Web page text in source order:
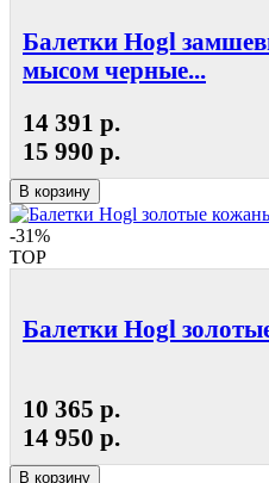
Балетки Hogl
мысом черные...
14 391 р.
15 990 р.
В корзину
-31%
TOP
Балетки Hogl
10 365 р.
14 950 р.
В корзину